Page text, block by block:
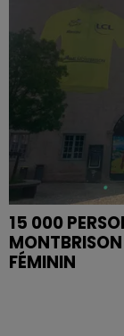
15 000
FÉMININ